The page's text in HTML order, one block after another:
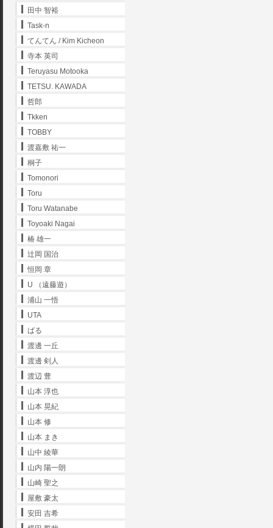
田中 智裕
Task-n
てんてん / Kim Kicheon
寺本 英司
Teruyasu Motooka
TETSU. KAWADA
哲郎
Tkken
TOBBY
渡嘉敷 祐一
桐子
Tomonori
Toru
Toru Watanabe
Toyoaki Nagai
椿 雄一
辻岡 国治
恒岡 章
U （遠藤遊）
浦山 一悟
UTA
ばる
渡邊 一丘
渡邊 剣人
渡辺 豊
山本 淳也
山本 晃紀
山本 修
山本 まき
山中 綾華
山内 陽一朗
山崎 聖之
屋敷 豪太
安田 吉希